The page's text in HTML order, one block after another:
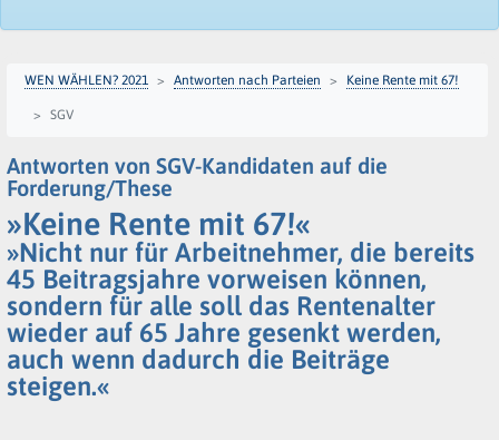
WEN WÄHLEN? 2021 Antworten nach Parteien Keine Rente mit 67!
SGV
Antworten von SGV-Kandidaten auf die
Forderung/These
»Keine Rente mit 67!«
»Nicht nur für Arbeitnehmer, die bereits
45 Beitragsjahre vorweisen können,
sondern für alle soll das Rentenalter
wieder auf 65 Jahre gesenkt werden,
auch wenn dadurch die Beiträge
steigen.«